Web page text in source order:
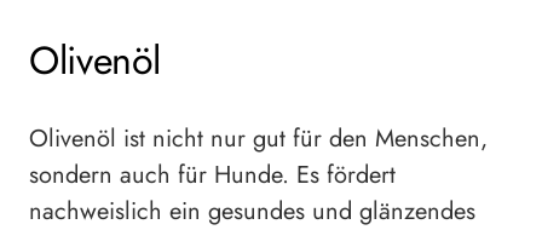
Olivenöl
Olivenöl ist nicht nur gut für den Menschen,
sondern auch für Hunde. Es fördert
nachweislich ein gesundes und glänzendes